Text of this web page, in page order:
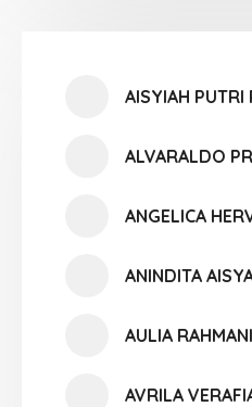
AISYIAH PUTRI
ALVARALDO
ANGELICA
ANINDITA
AULIA
AVRILA